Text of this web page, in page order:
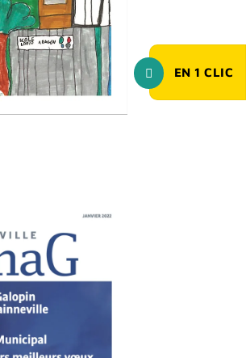
EN1 CLIC